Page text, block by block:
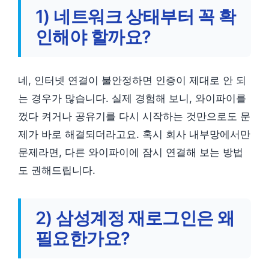
1) 네트워크 상태부터 꼭 확
인해야 할까요?
네, 인터넷 연결이 불안정하면 인증이 제대로 안 되
는 경우가 많습니다. 실제 경험해 보니, 와이파이를
껐다 켜거나 공유기를 다시 시작하는 것만으로도 문
제가 바로 해결되더라고요. 혹시 회사 내부망에서만
문제라면, 다른 와이파이에 잠시 연결해 보는 방법
도 권해드립니다.
2) 삼성계정 재로그인은 왜
필요한가요?